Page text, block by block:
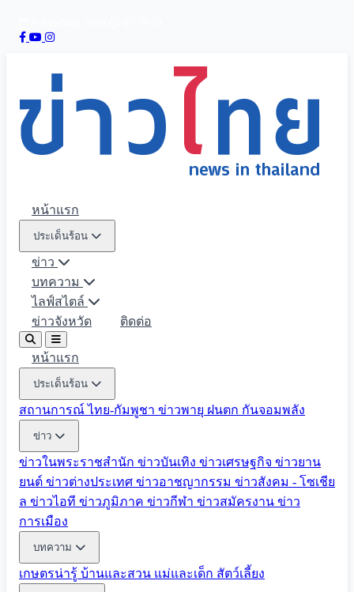
หน้าแรก
ประเด็นร้อน
ข่าว
บทความ
ไลฟ์สไตล์
ข่าวจังหวัด
ติดต่อ
หน้าแรก
ประเด็นร้อน
สถานการณ์ ไทย-กัมพูชา ข่าวพายุ ฝนตก กันจอมพลัง
ข่าว
ข่าวในพระราชสำนัก ข่าวบันเทิง ข่าวเศรษฐกิจ ข่าวยาน
ยนต์ ข่าวต่างประเทศ ข่าวอาชญากรรม ข่าวสังคม - โซเชีย
ล ข่าวไอที ข่าวภูมิภาค ข่าวกีฬา ข่าวสมัครงาน ข่าว
การเมือง
บทความ
เกษตรน่ารู้ บ้านและสวน แม่และเด็ก สัตว์เลี้ยง